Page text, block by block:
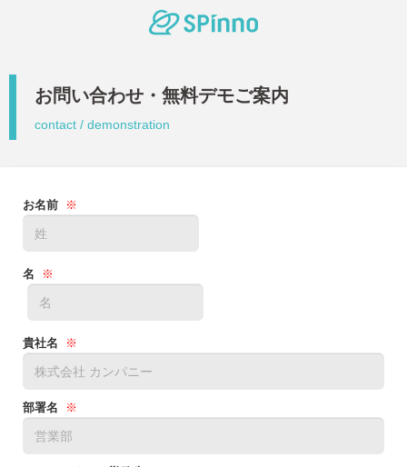
お問い合わせ・無料デモご案内
contact / demonstration